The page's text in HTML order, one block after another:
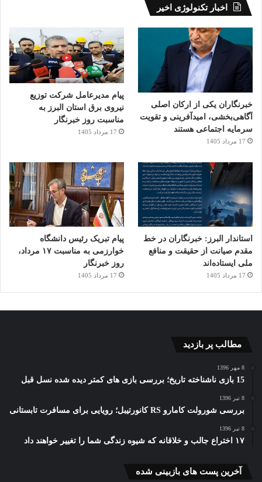
اخبار تکنولوژی اخیر
خبرنگاران یکی از ارکان اصلی
آگاهی‌بخشی، امیدآفرینی و تقویت
سرمایه اجتماعی هستند
17 مرداد 1405
پیام مدیرعامل شرکت توزیع
نیروی برق استان البرز به
مناسبت روز خبرنگار
17 مرداد 1405
استاندار البرز: خبرنگاران در خط
مقدم صیانت از حقیقت و منافع
ملی ایستاده‌اند
17 مرداد 1405
پیام تبریک رئیس دانشگاه
خوارزمی به مناسبت ۱۷ مرداد،
روز خبرنگار
17 مرداد 1405
مطالب پر بازدید
8 مهر 1396
15 بازی ناشناخته تاریخ؛ بررسی بازی های کمتر دیده شده نسل قبل
8 تیر 1396
بررسی شورولت کامارو RS کانورتیبل؛ رویایی برای مسافرت تابستانی
8 تیر 1396
۱۷ اختراع جالب و خلاقانه که شیوه زندگی شما را تغییر خواهند داد
آخرین پست های بازبینی شده